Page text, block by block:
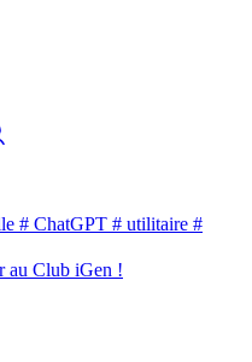
# ChatGPT # utilitaire #
au Club iGen !